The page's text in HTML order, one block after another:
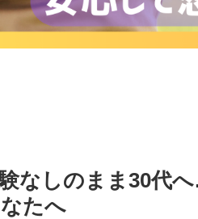
なしのまま30代
たへ